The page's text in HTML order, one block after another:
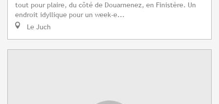
tout pour plaire, du côté de Douarnenez, en Finistère. Un
endroit idyllique pour un week-e...
Le Juch